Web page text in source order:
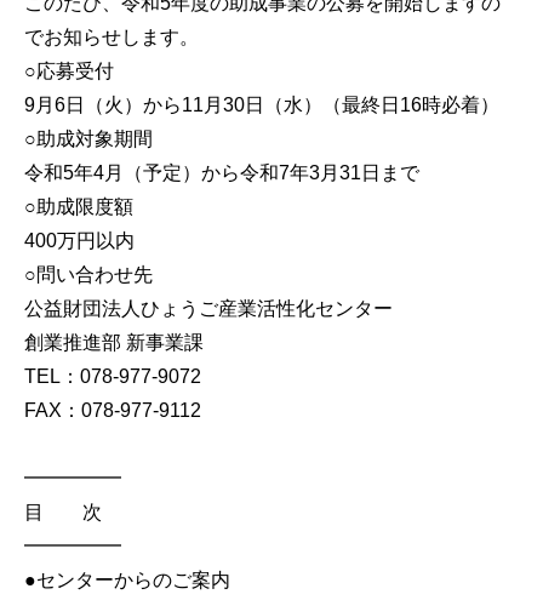
でお知らせします。
○応募受付
9月6日（火）から11月30日（水）（最終日16時必着）
○助成対象期間
令和5年4月（予定）から令和7年3月31日まで
○助成限度額
400万円以内
○問い合わせ先
公益財団法人ひょうご産業活性化センター
創業推進部 新事業課
TEL：078-977-9072
FAX：078-977-9112
━━━━━
目 次
━━━━━
●センターからのご案内